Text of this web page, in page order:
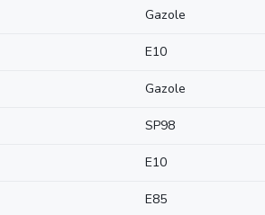
Gazole
E10
Gazole
SP98
E10
E85